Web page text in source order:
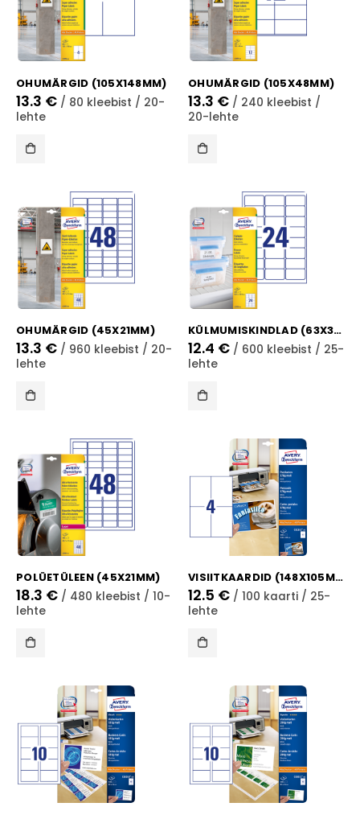
OHUMÄRGID (105X148MM)
13.3 € / 80 kleebist / 20-
lehte
OHUMÄRGID (105X48MM)
13.3 € / 240 kleebist /
20-lehte
OHUMÄRGID (45X21MM)
13.3 € / 960 kleebist / 20-
lehte
KÜLMUMISKINDLAD (63X33MM)
12.4 € / 600 kleebist / 25-
lehte
POLÜETÜLEEN (45X21MM)
18.3 € / 480 kleebist / 10-
lehte
VISIITKAARDID (148X105MM)
12.5 € / 100 kaarti / 25-
lehte